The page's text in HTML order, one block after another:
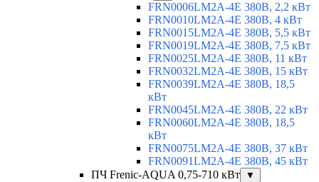
FRN0006LM2A-4E 380В, 2,2 кВт
FRN0010LM2A-4E 380В, 4 кВт
FRN0015LM2A-4E 380В, 5,5 кВт
FRN0019LM2A-4E 380В, 7,5 кВт
FRN0025LM2A-4E 380В, 11 кВт
FRN0032LM2A-4E 380В, 15 кВт
FRN0039LM2A-4E 380В, 18,5
кВт
FRN0045LM2A-4E 380В, 22 кВт
FRN0060LM2A-4E 380В, 18,5
кВт
FRN0075LM2A-4E 380В, 37 кВт
FRN0091LM2A-4E 380В, 45 кВт
ПЧ Frenic-AQUA 0,75-710 кВт
▼